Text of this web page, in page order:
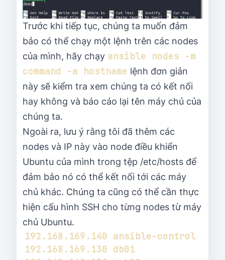
Trước khi tiếp tục, chúng ta muốn đảm
bảo có thể chạy một lệnh trên các nodes
của mình, hãy chạy ansible nodes -m
command -a hostname lệnh đơn giản
này sẽ kiểm tra xem chúng ta có kết nối
hay không và báo cáo lại tên máy chủ của
chúng ta.
Ngoài ra, lưu ý rằng tôi đã thêm các
nodes và IP này vào node điều khiển
Ubuntu của mình trong tệp /etc/hosts để
đảm bảo nó có thể kết nối tới các máy
chủ khác. Chúng ta cũng có thể cần thực
hiện cấu hình SSH cho từng nodes từ máy
chủ Ubuntu.